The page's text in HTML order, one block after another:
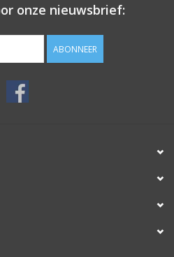
onze nieuwsbrief:
ABONNEER